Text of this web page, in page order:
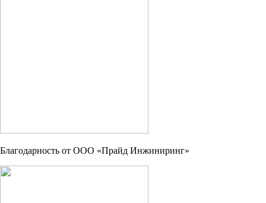
Благодарность от ООО «Прайд Инжиниринг»